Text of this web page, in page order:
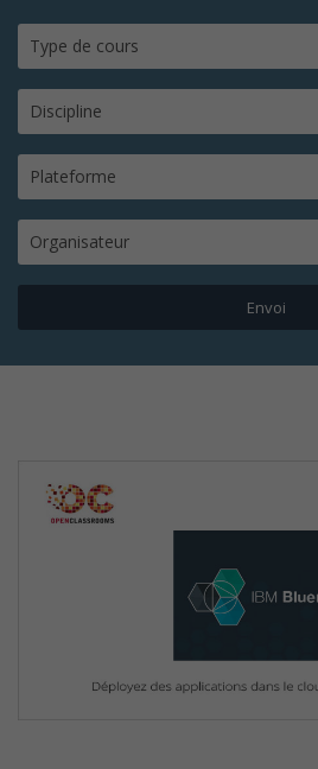
Type de cours
Discipline
Plateforme
Organisateur